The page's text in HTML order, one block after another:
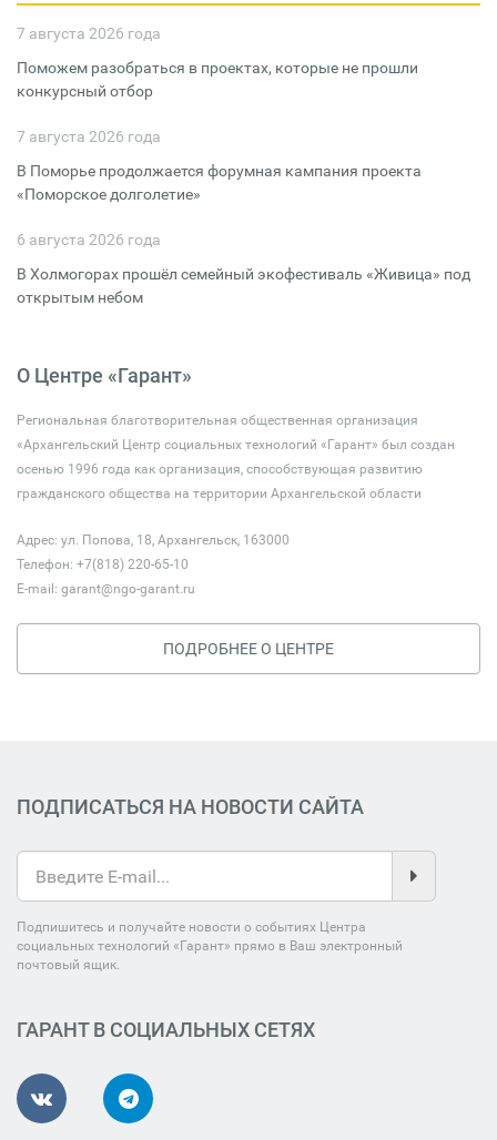
7 августа 2026 года
Поможем разобраться в проектах, которые не прошли
конкурсный отбор
7 августа 2026 года
В Поморье продолжается форумная кампания проекта
«Поморское долголетие»
6 августа 2026 года
В Холмогорах прошёл семейный экофестиваль «Живица» под
открытым небом
О Центре «Гарант»
Региональная благотворительная общественная организация
«Архангельский Центр социальных технологий «Гарант» был создан
осенью 1996 года как организация, способствующая развитию
гражданского общества на территории Архангельской области
Адрес: ул. Попова, 18, Архангельск, 163000
Телефон: +7(818) 220-65-10
E-mail: garant@ngo-garant.ru
ПОДРОБНЕЕ О ЦЕНТРЕ
ПОДПИСАТЬСЯ НА НОВОСТИ САЙТА
Подпишитесь и получайте новости о событиях Центра
социальных технологий «Гарант» прямо в Ваш электронный
почтовый ящик.
ГАРАНТ В СОЦИАЛЬНЫХ СЕТЯХ